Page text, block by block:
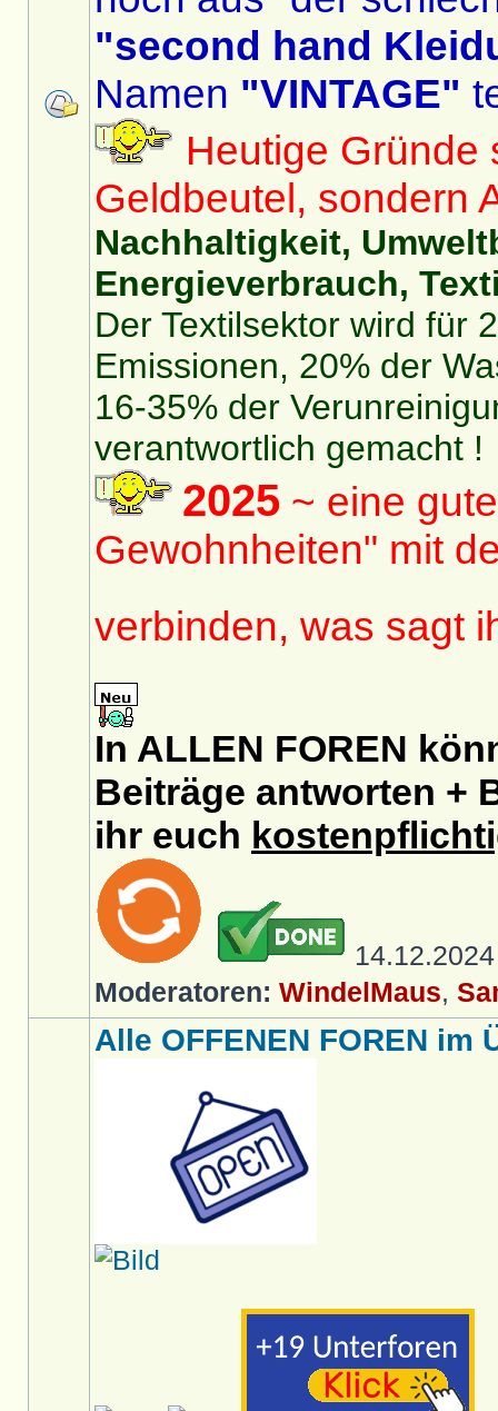
"second hand
Namen "VINTAGE"
Heutige Gründe
Geldbeutel, sondern
Nachhaltigkeit,
Energieverbrauch,
Der Textilsektor wird für
Emissionen, 20% der
16-35% der
verantwortlich gemacht !
2025 ~ eine
Gewohnheiten" mit
verbinden, was sagt
In ALLEN FOREN
Beiträge antworten +
ihr euch
Moderatoren: WindelMaus,
Alle OFFENEN FOREN im